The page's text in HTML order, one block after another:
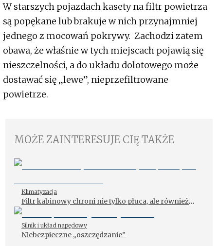
W starszych pojazdach kasety na filtr powietrza
są popękane lub brakuje w nich przynajmniej
jednego z mocowań pokrywy. Zachodzi zatem
obawa, że właśnie w tych miejscach pojawią się
nieszczelności, a do układu dolotowego może
dostawać się „lewe”, nieprzefiltrowane
powietrze.
MOŻE ZAINTERESUJE CIĘ TAKŻE
Klimatyzacja
Filtr kabinowy chroni nie tylko płuca, ale również…
samochód!
Silnik i układ napędowy
Niebezpieczne „oszczędzanie”